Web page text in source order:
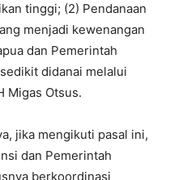
tinggi; (2) Pendanaan
menjadi kewenangan
dan Pemerintah
didanai melalui
Migas Otsus.
jika mengikuti pasal ini,
dan Pemerintah
berkoordinasi